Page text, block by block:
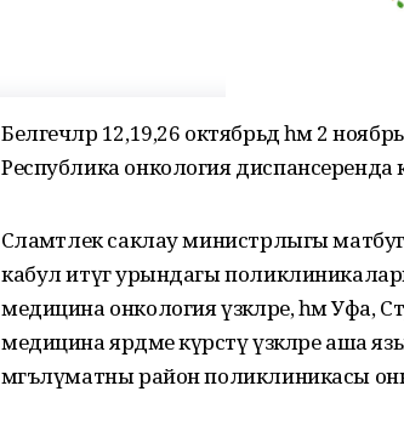
Белгечләр 12,19,26 октябрьдә һәм 2
Республика онкология диспансеренда
Сәламәтлек саклау министрлыгы
кабул итүгә урындагы
медицина онкология үзәкләре, һәм Уфа,
медицина ярдәме күрсәтү үзәкләре
мәгълүматны район поликлиникасы